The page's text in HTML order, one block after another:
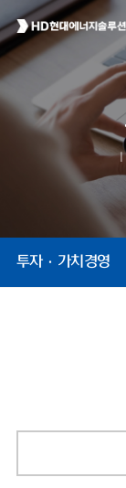
투자·가치경영